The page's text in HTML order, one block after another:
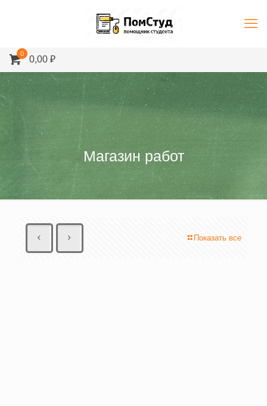
0
0,00 ₽
Магазин работ
Показать все